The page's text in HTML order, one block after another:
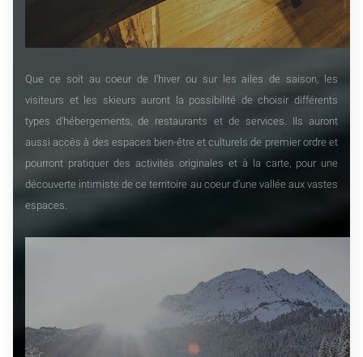
Que ce soit au coeur de l'hiver ou sur les ailes de saison, les
visiteurs et les skieurs auront la possibilité de choisir différents
types d'hébergements, de restaurants et de services. Ils auront
aussi accès à des espaces bien-être et culturels de premier ordre et
pourront pratiquer des activités originales et à la carte, pour une
découverte intimiste de ce territoire au coeur d'une vallée aux vastes
espaces.